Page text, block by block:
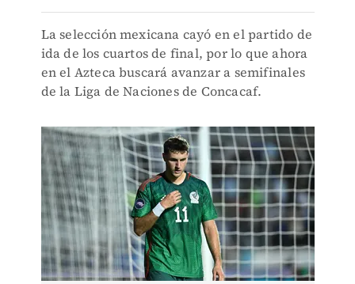
La selección mexicana cayó en el partido de
ida de los cuartos de final, por lo que ahora
en el Azteca buscará avanzar a semifinales
de la Liga de Naciones de Concacaf.